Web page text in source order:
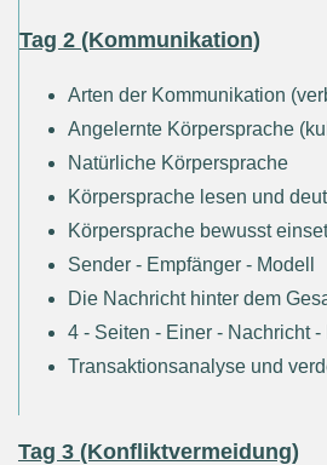
Tag 2 (Kommunikation)
Arten der Kommunikation
Angelernte Körpersprache
Natürliche Körpersprache
Körpersprache lesen und
Körpersprache bewusst
Sender - Empfänger - Modell
Die Nachricht hinter dem
4 - Seiten - Einer - Nachricht -
Transaktionsanalyse und
Tag 3 (Konfliktvermeidung)